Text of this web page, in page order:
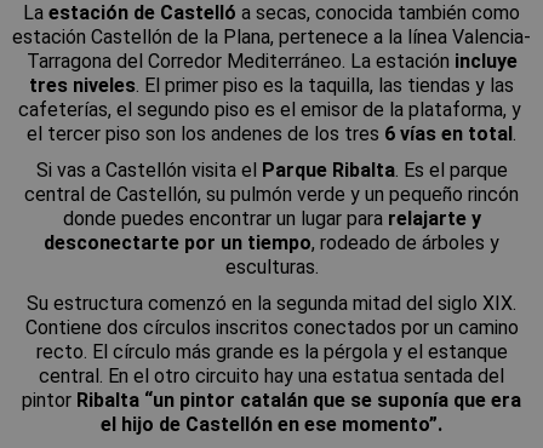
La estación de Castelló a secas, conocida también como
estación Castellón de la Plana, pertenece a la línea Valencia-
Tarragona del Corredor Mediterráneo. La estación incluye
tres niveles. El primer piso es la taquilla, las tiendas y las
cafeterías, el segundo piso es el emisor de la plataforma, y ​​
el tercer piso son los andenes de los tres 6 vías en total.
Si vas a Castellón visita el Parque Ribalta. Es el parque
central de Castellón, su pulmón verde y un pequeño rincón
donde puedes encontrar un lugar para relajarte y
desconectarte por un tiempo, rodeado de árboles y
esculturas.
Su estructura comenzó en la segunda mitad del siglo XIX.
Contiene dos círculos inscritos conectados por un camino
recto. El círculo más grande es la pérgola y el estanque
central. En el otro circuito hay una estatua sentada del
pintor Ribalta “un pintor catalán que se suponía que era
el hijo de Castellón en ese momento”.